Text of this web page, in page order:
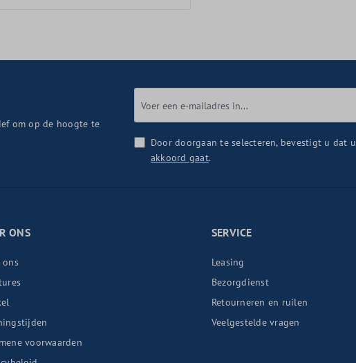
om op de hoogte te
Door doorgaan te selecteren, bevestigt u dat
akkoord gaat.
ONS
ons
voorwaarden
SERVICE
Leasing
Bezorgdienst
Retourneren en ruilen
Veelgestelde vragen